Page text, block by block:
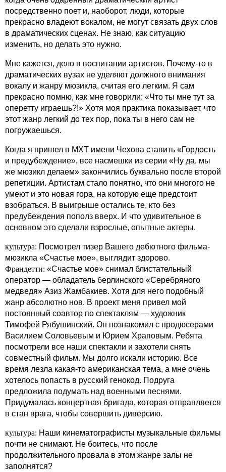
посредственно поет и, наоборот, люди, которые
прекрасно владеют вокалом, не могут связать двух слов
в драматических сценах. Не знаю, как ситуацию
изменить, но делать это нужно.
Мне кажется, дело в воспитании артистов. Почему-то в
драматических вузах не уделяют должного внимания
вокалу и жанру мюзикла, считая его легким. Я сам
прекрасно помню, как мне говорили: «Что ты мне тут за
оперетту играешь?!» Хотя моя практика показывает, что
этот жанр легкий до тех пор, пока ты в него сам не
погружаешься.
Когда я пришел в МХТ имени Чехова ставить «Гордость
и предубеждение», все насмешки из серии «Ну да, мы
же мюзикл делаем» закончились буквально после второй
репетиции. Артистам стало понятно, что они многого не
умеют и это новая гора, на которую еще предстоит
взобраться. В выигрыше остались те, кто без
предубеждения пополз вверх. И что удивительное в
основном это сделали взрослые, опытные актеры.
культура: Посмотрел тизер Вашего дебютного фильма-
мюзикла «Счастье мое», выглядит здорово.
Франдетти: «Счастье мое» снимал блистательный
оператор — обладатель берлинского «Серебряного
медведя» Азиз Жамбакиев. Хотя для него подобный
жанр абсолютно нов. В проект меня привел мой
постоянный соавтор по спектаклям — художник
Тимофей Рябушинский. Он познакомил с продюсерами
Василием Соловьевым и Юрием Храповым. Ребята
посмотрели все наши спектакли и захотели снять
совместный фильм. Мы долго искали историю. Все
время лезла какая-то американская тема, а мне очень
хотелось попасть в русский генокод. Подруга
предложила подумать над военными песнями.
Придумалась концертная бригада, которая отправляется
в стан врага, чтобы совершить диверсию.
культура: Наши кинематографисты музыкальные фильмы
почти не снимают. Не боитесь, что после
продолжительного провала в этом жанре залы не
заполнятся?